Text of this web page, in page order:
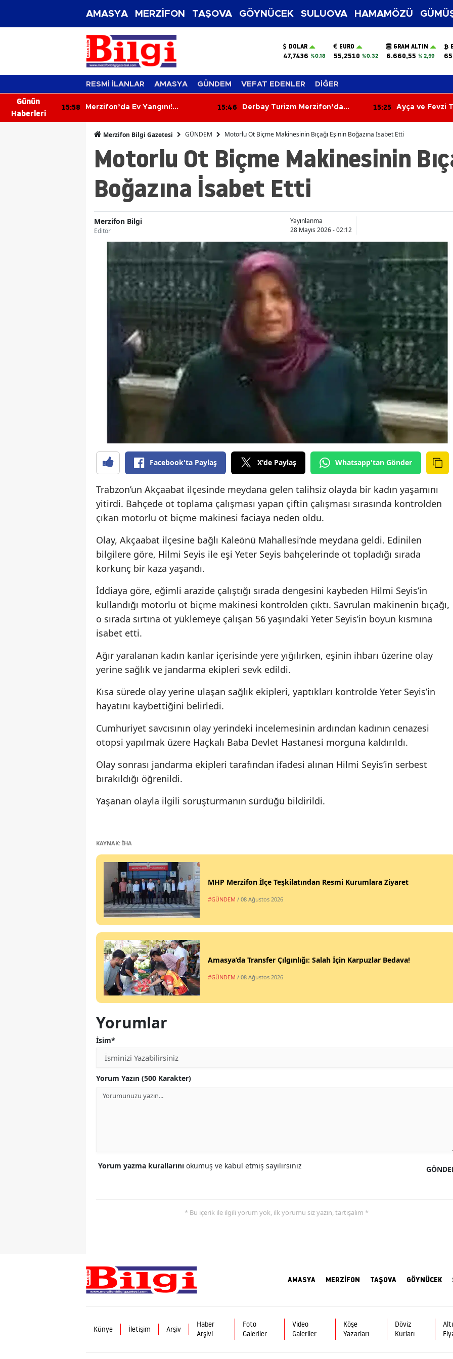
AMASYA MERZİFON TAŞOVA GÖYNÜCEK SULUOVA HAMAMÖZÜ
DOLAR
47,7436 %0.18
EURO
55,2510 %0.32
GRAM ALTIN
6.660,55 % 2,59
RESMİ İLANLAR AMASYA GÜNDEM VEFAT EDENLER DİĞER
Günün
Haberleri
Bedava!
15:58
Merzifon’da Ev Yangını!
15:46
Derbay Turizm Merzifon’da
15:25
Ayça ve Fevzi
Merzifon Bilgi Gazetesi GÜNDEM Motorlu Ot Biçme Makinesinin Bıçağı Eşinin Boğazına İsabet Etti
Motorlu Ot Biçme Makinesinin
Boğazına İsabet Etti
Merzifon Bilgi
Editör
Yayınlanma
28 Mayıs 2026 - 02:12
Facebook'ta Paylaş X'de Paylaş Whatsapp'tan Gönder
Trabzon’un Akçaabat ilçesinde meydana gelen talihsiz olayda bir kadın yaşamını
yitirdi. Bahçede ot toplama çalışması yapan çiftin çalışması sırasında kontrolden
çıkan motorlu ot biçme makinesi faciaya neden oldu.
Olay, Akçaabat ilçesine bağlı Kaleönü Mahallesi’nde meydana geldi. Edinilen
bilgilere göre, Hilmi Seyis ile eşi Yeter Seyis bahçelerinde ot topladığı sırada
korkunç bir kaza yaşandı.
İddiaya göre, eğimli arazide çalıştığı sırada dengesini kaybeden Hilmi Seyis’in
kullandığı motorlu ot biçme makinesi kontrolden çıktı. Savrulan makinenin bıçağı,
o sırada sırtına ot yüklemeye çalışan 56 yaşındaki Yeter Seyis’in boyun kısmına
isabet etti.
Ağır yaralanan kadın kanlar içerisinde yere yığılırken, eşinin ihbarı üzerine olay
yerine sağlık ve jandarma ekipleri sevk edildi.
Kısa sürede olay yerine ulaşan sağlık ekipleri, yaptıkları kontrolde Yeter Seyis’in
hayatını kaybettiğini belirledi.
Cumhuriyet savcısının olay yerindeki incelemesinin ardından kadının cenazesi
otopsi yapılmak üzere Haçkalı Baba Devlet Hastanesi morguna kaldırıldı.
Olay sonrası jandarma ekipleri tarafından ifadesi alınan Hilmi Seyis’in serbest
bırakıldığı öğrenildi.
Yaşanan olayla ilgili soruşturmanın sürdüğü bildirildi.
KAYNAK: İHA
MHP Merzifon İlçe Teşkilatından Resmi Kurumlara Ziyaret
#GÜNDEM / 08 Ağustos 2026
Amasya’da Transfer Çılgınlığı: Salah İçin Karpuzlar Bedava!
#GÜNDEM / 08 Ağustos 2026
Yorumlar
İsim*
Yorum Yazın (500 Karakter)
Yorum yazma kurallarını okumuş ve kabul etmiş sayılırsınız
* Bu içerik ile ilgili yorum yok, ilk yorumu siz yazın, tartışalım *
AMASYA MERZİFON TAŞOVA GÖYNÜCEK
Künye İletişim Arşiv
Haber
Arşivi
Foto
Galeriler
Video
Galeriler
Köşe
Yazarları
Döviz
Kurları